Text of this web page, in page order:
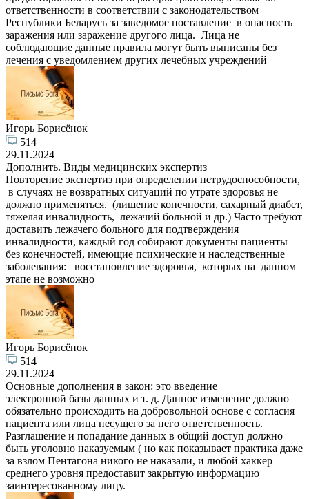
ответственности в соответствии с законодательством
Республики Беларусь за заведомое поставление в опасность
заражения или заражение другого лица. Лица не
соблюдающие данные правила могут быть выписаны без
лечения с уведомлением других лечебных учреждений
Игорь Борисёнок
514
29.11.2024
Дополнить. Виды медицинских экспертиз
Повторение экспертиз при определении нетрудоспособности,
в случаях не возвратных ситуаций по утрате здоровья не
должно применяться. (лишение конечности, сахарный диабет,
тяжелая инвалидность, лежачий больной и др.) Часто требуют
доставить лежачего больного для подтверждения
инвалидности, каждый год собирают документы пациенты
без конечностей, имеющие психические и наследственные
заболевания: восстановление здоровья, которых на данном
этапе не возможно
Игорь Борисёнок
514
29.11.2024
Основные дополнения в закон: это введение
электронной базы данных и т. д. Данное изменение должно
обязательно происходить на добровольной основе с согласия
пациента или лица несущего за него ответственность.
Разглашение и попадание данных в общий доступ должно
быть уголовно наказуемым ( но как показывает практика даже
за взлом Пентагона никого не наказали, и любой хаккер
среднего уровня предоставит закрытую информацию
заинтересованному лицу.